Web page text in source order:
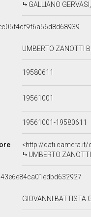
GALLIANO
UMBERTO ZANOTTI
19580611
19561001
19561001-19580611
<http://
UMBERTO
GIOVANNI BATTISTA